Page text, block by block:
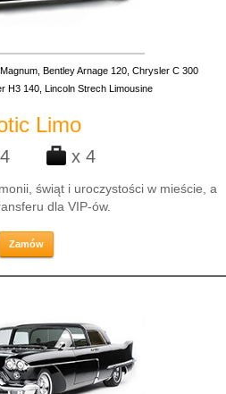
Bentley Arnage 120, Chrysler C 300
H3 140, Lincoln Strech Limousine
Limo
x 4
świąt i uroczystości w mieście, a
dla VIP-ów.
Zamów